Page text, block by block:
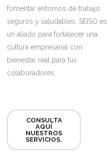
fomentar entornos de trabajo
seguros y saludables. SEISO es
un aliado para fortalecer una
cultura empresarial con
bienestar real para tus
colaboradores
CONSULTA
AQUÍ
NUESTROS
SERVICIOS.